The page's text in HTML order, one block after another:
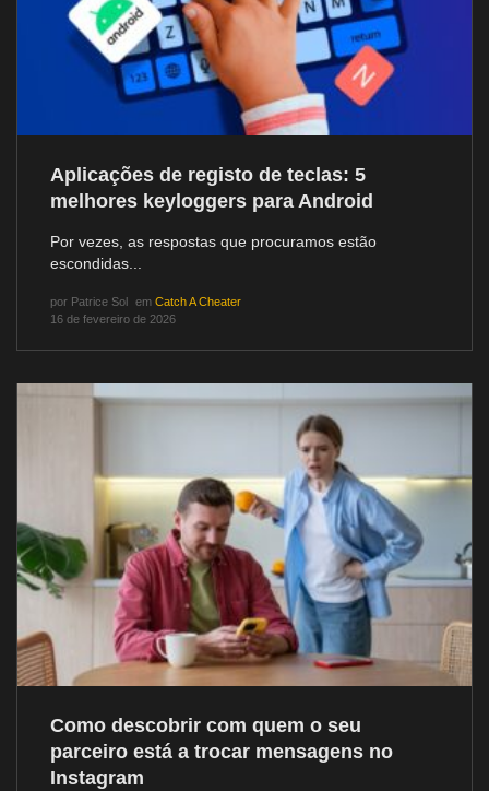
Aplicações de registo de teclas: 5
melhores keyloggers para Android
Por vezes, as respostas que procuramos estão
escondidas...
por Patrice Sol em Catch A Cheater
16 de fevereiro de 2026
Como descobrir com quem o seu
parceiro está a trocar mensagens no
Instagram